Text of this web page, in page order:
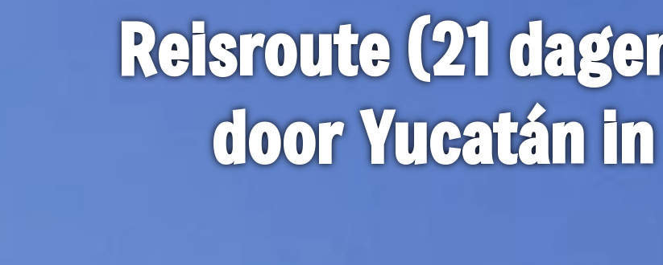
Reisroute (21
door Yucatán